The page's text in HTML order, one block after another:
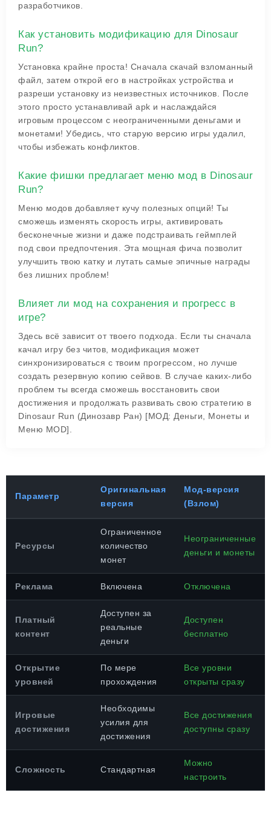
разработчиков.
Как установить модификацию для Dinosaur
Run?
Установка крайне проста! Сначала скачай взломанный
файл, затем открой его в настройках устройства и
разреши установку из неизвестных источников. После
этого просто устанавливай apk и наслаждайся
игровым процессом с неограниченными деньгами и
монетами! Убедись, что старую версию игры удалил,
чтобы избежать конфликтов.
Какие фишки предлагает меню мод в Dinosaur
Run?
Меню модов добавляет кучу полезных опций! Ты
сможешь изменять скорость игры, активировать
бесконечные жизни и даже подстраивать геймплей
под свои предпочтения. Эта мощная фича позволит
улучшить твою катку и лутать самые эпичные награды
без лишних проблем!
Влияет ли мод на сохранения и прогресс в
игре?
Здесь всё зависит от твоего подхода. Если ты сначала
качал игру без читов, модификация может
синхронизироваться с твоим прогрессом, но лучше
создать резервную копию сейвов. В случае каких-либо
проблем ты всегда сможешь восстановить свои
достижения и продолжать развивать свою стратегию в
Dinosaur Run (Динозавр Ран) [МОД: Деньги, Монеты и
Меню MOD]
Параметр
Оригинальная
версия
Мод-версия
(Взлом)
Ресурсы
Ограниченное
количество
монет
Неограниченные
деньги и монеты
Реклама Включена Отключена
Платный
контент
Доступен за
реальные
деньги
Доступен
бесплатно
Открытие
уровней
По мере
прохождения
Все уровни
открыты сразу
Игровые
достижения
Необходимы
усилия для
достижения
Все достижения
доступны сразу
Сложность Стандартная
Можно
настроить